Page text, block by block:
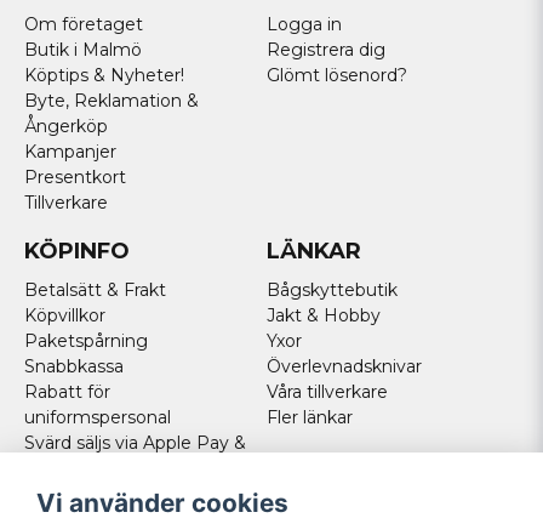
Om företaget
Butik i Malmö
Köptips & Nyheter!
Byte, Reklamation &
Ångerköp
Kampanjer
Presentkort
Tillverkare
Logga in
Registrera dig
Glömt lösenord?
KÖPINFO
Betalsätt & Frakt
Köpvillkor
Paketspårning
Snabbkassa
Rabatt för
uniformspersonal
Svärd säljs via Apple Pay &
Norska kunder
LÄNKAR
Bågskyttebutik
Jakt & Hobby
Yxor
Överlevnadsknivar
Våra tillverkare
Fler länkar
Vi använder cookies